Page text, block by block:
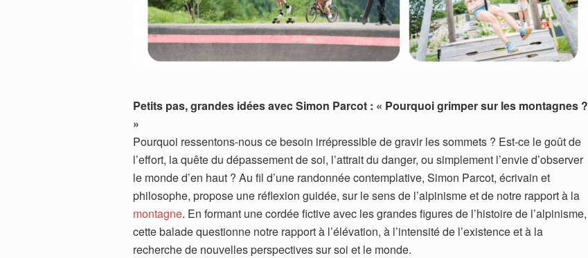
Petits pas, grandes idées avec Simon Parcot : « Pourquoi grimper sur les montagnes ?
»
Pourquoi ressentons-nous ce besoin irrépressible de gravir les sommets ? Est-ce le goût de
l’effort, la quête du dépassement de soi, l’attrait du danger, ou simplement l’envie d’observer
le monde d’en haut ? Au fil d’une randonnée contemplative, Simon Parcot, écrivain et
philosophe, propose une réflexion guidée, sur le sens de l’alpinisme et de notre rapport à la
montagne. En formant une cordée fictive avec les grandes figures de l’histoire de l’alpinisme,
cette balade questionne notre rapport à l’élévation, à l’intensité de l’existence et à la
recherche de nouvelles perspectives sur soi et le monde.